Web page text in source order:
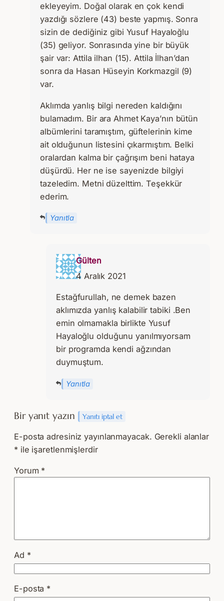
ekleyeyim. Doğal olarak en çok kendi
yazdığı sözlere (43) beste yapmış. Sonra
sizin de dediğiniz gibi Yusuf Hayaloğlu
(35) geliyor. Sonrasında yine bir büyük
şair var: Attila ilhan (15). Attila İlhan’dan
sonra da Hasan Hüseyin Korkmazgil (9)
var.
Aklımda yanlış bilgi nereden kaldığını
bulamadım. Bir ara Ahmet Kaya’nın bütün
albümlerini taramıştım, güftelerinin kime
ait olduğunun listesini çıkarmıştım. Belki
oralardan kalma bir çağrışım beni hataya
düşürdü. Her ne ise sayenizde bilgiyi
tazeledim. Metni düzelttim. Teşekkür
ederim.
Yanıtla
Gülten
4 Aralık 2021
Estağfurullah, ne demek bazen
aklımızda yanlış kalabilir tabiki .Ben
emin olmamakla birlikte Yusuf
Hayaloğlu olduğunu yanılmıyorsam
bir programda kendi ağzından
duymuştum.
Yanıtla
Bir yanıt yazın Yanıtı iptal et
E-posta adresiniz yayınlanmayacak. Gerekli alanlar
* ile işaretlenmişlerdir
Yorum *
Ad *
E-posta *